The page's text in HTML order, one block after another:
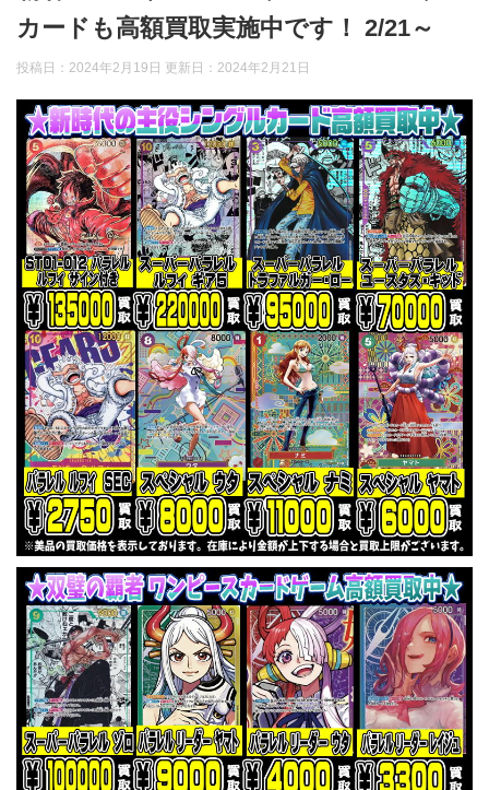
カードも高額買取実施中です！ 2/21～
投稿日：2024年2月19日 更新日： 2024年2月21日